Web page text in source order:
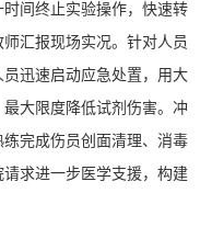
间终止实验操作，快速转
汇报现场实况。针对人员
迅速启动应急处置，用大
大限度降低试剂伤害。冲
完成伤员创面清理、消毒
求进一步医学支援，构建